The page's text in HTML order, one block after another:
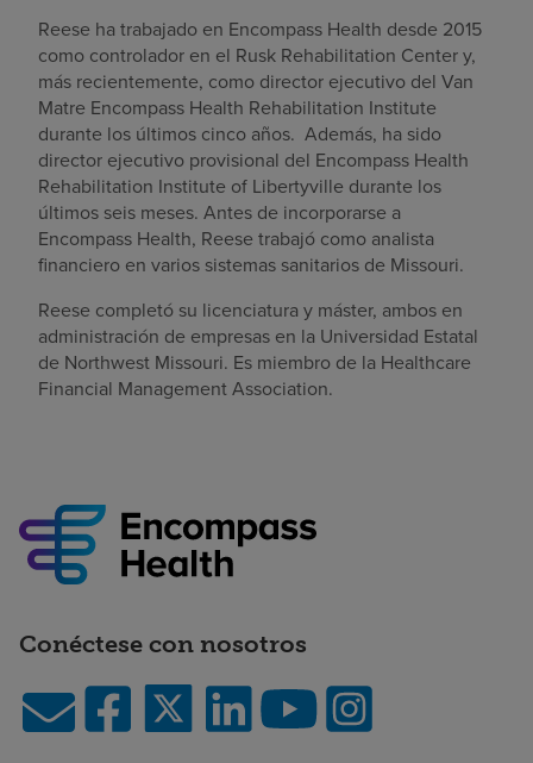
Reese ha trabajado en Encompass Health desde 2015
como controlador en el Rusk Rehabilitation Center y,
más recientemente, como director ejecutivo del Van
Matre Encompass Health Rehabilitation Institute
durante los últimos cinco años. Además, ha sido
director ejecutivo provisional del Encompass Health
Rehabilitation Institute of Libertyville durante los
últimos seis meses. Antes de incorporarse a
Encompass Health, Reese trabajó como analista
financiero en varios sistemas sanitarios de Missouri.
Reese completó su licenciatura y máster, ambos en
administración de empresas en la Universidad Estatal
de Northwest Missouri. Es miembro de la Healthcare
Financial Management Association.
Conéctese con nosotros